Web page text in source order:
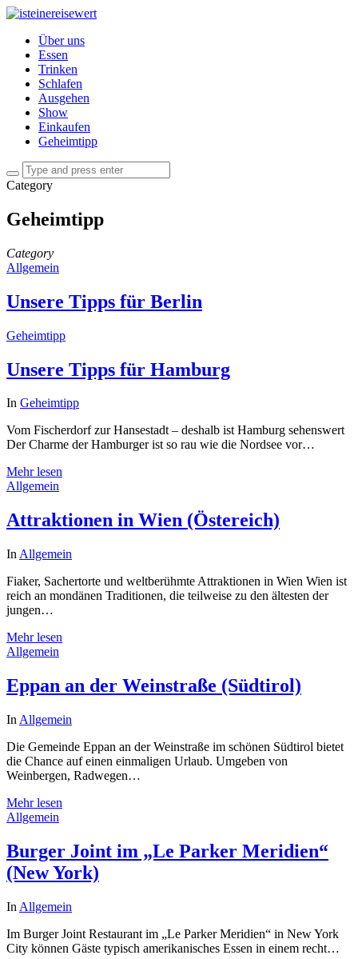
Über uns
Essen
Trinken
Schlafen
Ausgehen
Show
Einkaufen
Geheimtipp
Category
Geheimtipp
Category
Allgemein
Unsere Tipps für Berlin
Geheimtipp
Unsere Tipps für Hamburg
In Geheimtipp
Vom Fischerdorf zur Hansestadt – deshalb ist Hamburg sehenswert
Der Charme der Hamburger ist so rau wie die Nordsee vor…
Mehr lesen
Allgemein
Attraktionen in Wien (Östereich)
In Allgemein
Fiaker, Sachertorte und weltberühmte Attraktionen in Wien Wien ist
reich an mondänen Traditionen, die teilweise zu den ältesten der
jungen…
Mehr lesen
Allgemein
Eppan an der Weinstraße (Südtirol)
In Allgemein
Die Gemeinde Eppan an der Weinstraße im schönen Südtirol bietet
die Chance auf einen einmaligen Urlaub. Umgeben von
Weinbergen, Radwegen…
Mehr lesen
Allgemein
Burger Joint im „Le Parker Meridien“
(New York)
In Allgemein
Im Burger Joint Restaurant im „Le Parker Meridien“ in New York
City können Gäste typisch amerikanisches Essen in einem recht…